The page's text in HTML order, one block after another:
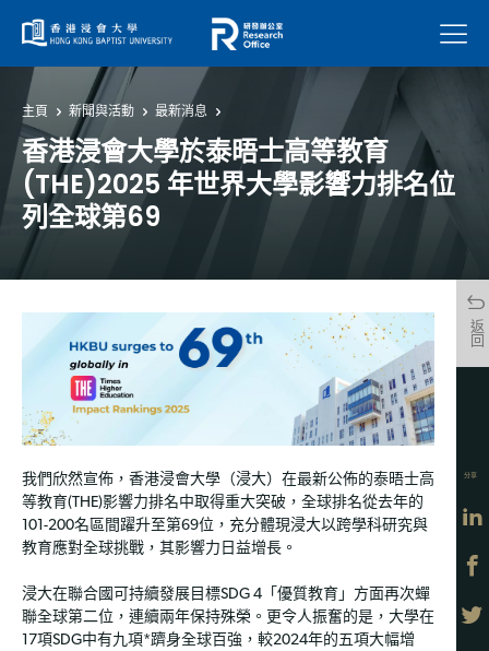
菜單
主頁 新聞與活動 最新消息
香港浸會大學於泰晤士高等教育
(THE)2025 年世界大學影響力排名位
列全球第69
返回
我們欣然宣佈，香港浸會大學（浸大）在最新公佈的泰晤士高
等教育(THE)影響力排名中取得重大突破，全球排名從去年的
101-200名區間躍升至第69位，充分體現浸大以跨學科研究與
教育應對全球挑戰，其影響力日益增長。
浸大在聯合國可持續發展目標SDG 4「優質教育」方面再次蟬
聯全球第二位，連續兩年保持殊榮。更令人振奮的是，大學在
17項SDG中有九項*躋身全球百強，較2024年的五項大幅增
分享